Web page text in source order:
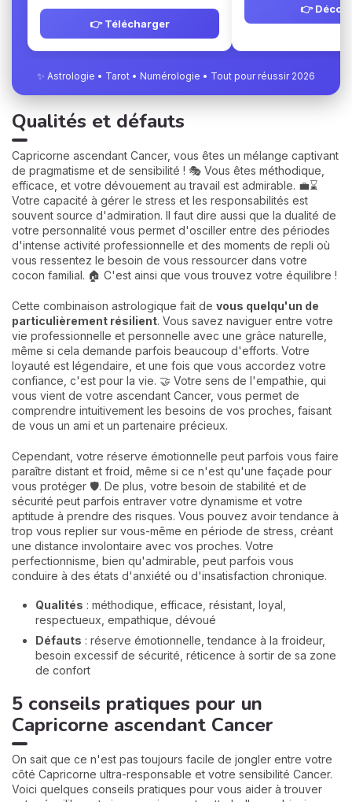
👉 Télécharger
👉
✨ Astrologie • Tarot • Numérologie • Tout pour réussir 2026
Qualités et défauts
Capricorne ascendant Cancer, vous êtes un mélange captivant
de pragmatisme et de sensibilité ! 🎭 Vous êtes méthodique,
efficace, et votre dévouement au travail est admirable. 💼⌛
Votre capacité à gérer le stress et les responsabilités est
souvent source d'admiration. Il faut dire aussi que la dualité de
votre personnalité vous permet d'osciller entre des périodes
d'intense activité professionnelle et des moments de repli où
vous ressentez le besoin de vous ressourcer dans votre
cocon familial. 🏠 C'est ainsi que vous trouvez votre équilibre !
Cette combinaison astrologique fait de vous quelqu'un de
particulièrement résilient. Vous savez naviguer entre votre
vie professionnelle et personnelle avec une grâce naturelle,
même si cela demande parfois beaucoup d'efforts. Votre
loyauté est légendaire, et une fois que vous accordez votre
confiance, c'est pour la vie. 🤝 Votre sens de l'empathie, qui
vous vient de votre ascendant Cancer, vous permet de
comprendre intuitivement les besoins de vos proches, faisant
de vous un ami et un partenaire précieux.
Cependant, votre réserve émotionnelle peut parfois vous faire
paraître distant et froid, même si ce n'est qu'une façade pour
vous protéger 🛡️. De plus, votre besoin de stabilité et de
sécurité peut parfois entraver votre dynamisme et votre
aptitude à prendre des risques. Vous pouvez avoir tendance à
trop vous replier sur vous-même en période de stress, créant
une distance involontaire avec vos proches. Votre
perfectionnisme, bien qu'admirable, peut parfois vous
conduire à des états d'anxiété ou d'insatisfaction chronique.
Qualités : méthodique, efficace, résistant, loyal,
respectueux, empathique, dévoué
Défauts : réserve émotionnelle, tendance à la froideur,
besoin excessif de sécurité, réticence à sortir de sa zone
de confort
5 conseils pratiques pour un
Capricorne ascendant Cancer
On sait que ce n'est pas toujours facile de jongler entre votre
côté Capricorne ultra-responsable et votre sensibilité Cancer.
Voici quelques conseils pratiques pour vous aider à trouver